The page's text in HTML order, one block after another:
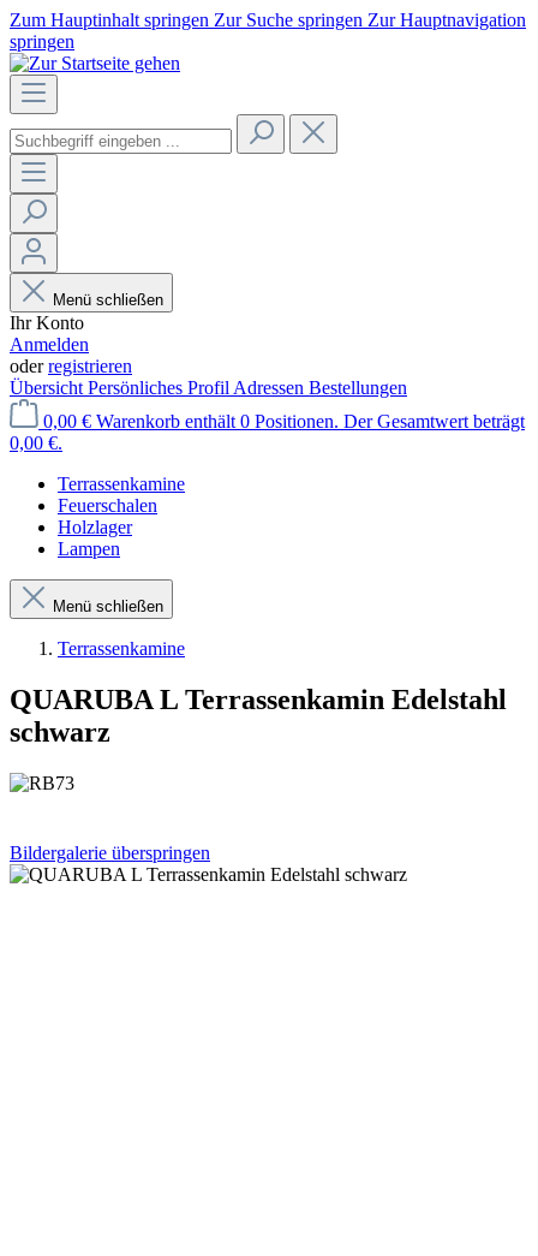
Zum Hauptinhalt springen Zur Suche springen Zur Hauptnavigation
springen
Menü schließen
Ihr Konto
Anmelden
oderregistrieren
Übersicht Persönliches Profil Adressen Bestellungen
0,00 € Warenkorb enthält 0 Positionen. Der Gesamtwert beträgt
0,00 €.
Terrassenkamine
Feuerschalen
Holzlager
Lampen
Menü schließen
Terrassenkamine
QUARUBA L Terrassenkamin Edelstahl
schwarz
Bildergalerie überspringen